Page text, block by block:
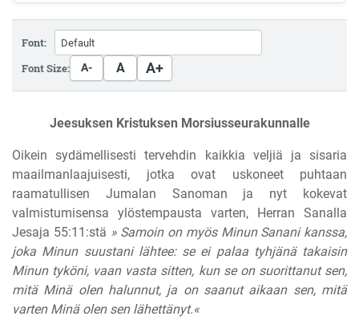
Font:
Font Size:
A- A A+
Jeesuksen Kristuksen Morsiusseurakunnalle
Oikein sydämellisesti tervehdin kaikkia veljiä ja sisaria
maailmanlaajuisesti, jotka ovat uskoneet puhtaan
raamatullisen Jumalan Sanoman ja nyt kokevat
valmistumisensa ylöstempausta varten, Herran Sanalla
Jesaja 55:11:stä » Samoin on myös Minun Sanani kanssa,
joka Minun suustani lähtee: se ei palaa tyhjänä takaisin
Minun tyköni, vaan vasta sitten, kun se on suorittanut sen,
mitä Minä olen halunnut, ja on saanut aikaan sen, mitä
varten Minä olen sen lähettänyt.«